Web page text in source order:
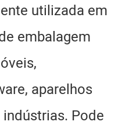
utilizada em
embalagem
aparelhos
Pode